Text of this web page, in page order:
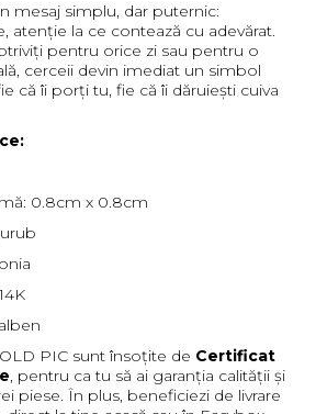
mesaj simplu, dar puternic:
atenție la ce contează cu adevărat.
pentru orice zi sau pentru o
cerceii devin imediat un simbol
că îi porți tu, fie că îi dăruiești cuiva
0.8cm x 0.8cm
PIC sunt însoțite de Certificat
, pentru ca tu să ai garanția calității și
piese. În plus, beneficiezi de livrare